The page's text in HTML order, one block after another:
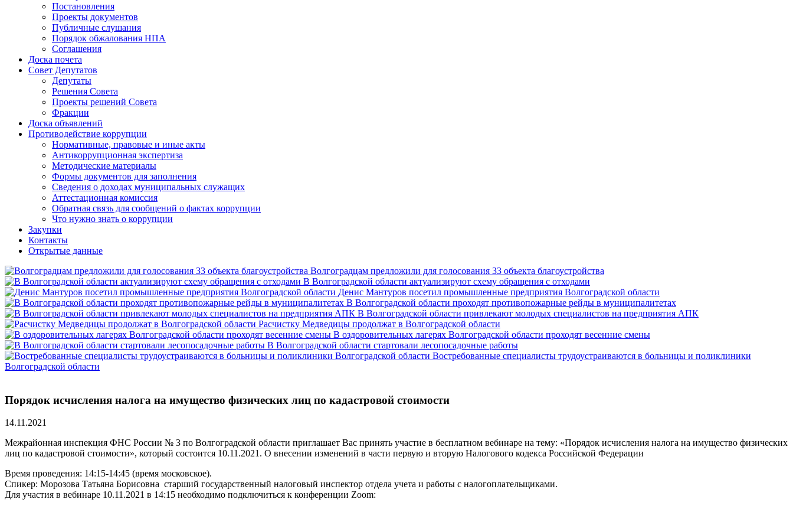
Постановления
Проекты документов
Публичные слушания
Порядок обжалования НПА
Соглашения
Доска почета
Совет Депутатов
Депутаты
Решения Совета
Проекты решений Совета
Фракции
Доска объявлений
Противодействие коррупции
Нормативные, правовые и иные акты
Антикоррупционная экспертиза
Методические материалы
Формы документов для заполнения
Сведения о доходах муниципальных служащих
Аттестационная комиссия
Обратная связь для сообщений о фактах коррупции
Что нужно знать о коррупции
Закупки
Контакты
Открытые данные
Волгоградцам предложили для голосования 33 объекта благоустройства
В Волгоградской области актуализируют схему обращения с отходами
Денис Мантуров посетил промышленные предприятия Волгоградской области
В Волгоградской области проходят противопожарные рейды в муниципалитетах
В Волгоградской области привлекают молодых специалистов на предприятия АПК
Расчистку Медведицы продолжат в Волгоградской области
В оздоровительных лагерях Волгоградской области проходят весенние смены
В Волгоградской области стартовали лесопосадочные работы
Востребованные специалисты трудоустраиваются в больницы и поликлиники
Волгоградской области
Порядок исчисления налога на имущество физических лиц по кадастровой стоимости
14.11.2021
Межрайонная инспекция ФНС России № 3 по Волгоградской области приглашает Вас принять участие в бесплатном вебинаре на тему: «Порядок исчисления налога на имущество физических
лиц по кадастровой стоимости», который состоится 10.11.2021. О внесении изменений в части первую и вторую Налогового кодекса Российской Федерации
Время проведения: 14:15-14:45 (время московское).
Спикер: Морозова Татьяна Борисовна ­ старший государственный налоговый инспектор отдела учета и работы с налогоплательщиками.
Для участия в вебинаре 10.11.2021 в 14:15 необходимо подключиться к конференции Zoom: